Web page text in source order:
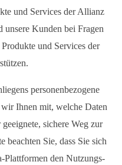
und Services der Allianz
unsere Kunden bei Fragen
und Services der
personenbezogene
Ihnen mit, welche Daten
sichere Weg zur
beachten Sie, dass Sie sich
den Nutzungs-